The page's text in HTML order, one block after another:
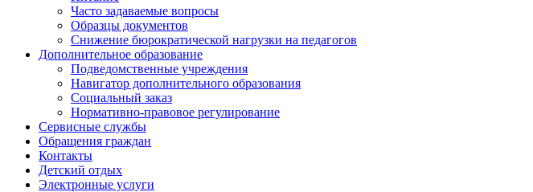
Часто задаваемые вопросы
Образцы документов
Снижение бюрократической нагрузки на педагогов
Дополнительное образование
Подведомственные учреждения
Навигатор дополнительного образования
Социальный заказ
Нормативно-правовое регулирование
Сервисные службы
Обращения граждан
Контакты
Детский отдых
Электронные услуги